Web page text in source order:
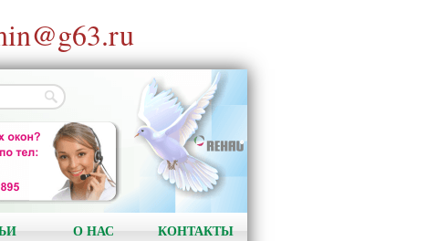
О НАС КОНТАКТЫ
DELIGHT-DESIGN
На 10% больше света
Эксклюзивный дизайн
Отличные теплотехнические
характеристики